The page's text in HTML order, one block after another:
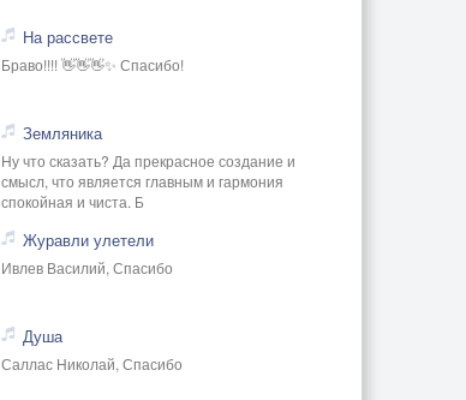
На рассвете
Браво!!!! 👋👋👋✨ Спасибо!
Земляника
Ну что сказать? Да прекрасное создание и
смысл, что является главным и гармония
спокойная и чиста. Б
Журавли улетели
Ивлев Василий, Спасибо
Душа
Саллас Николай, Спасибо